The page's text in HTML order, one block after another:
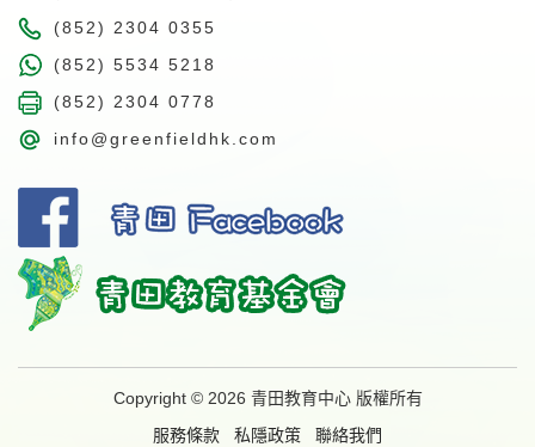
(852) 2304 0355
(852) 5534 5218
(852) 2304 0778
info@greenfieldhk.com
Copyright © 2026 青田教育中心 版權所有
服務條款
私隱政策 聯絡我們